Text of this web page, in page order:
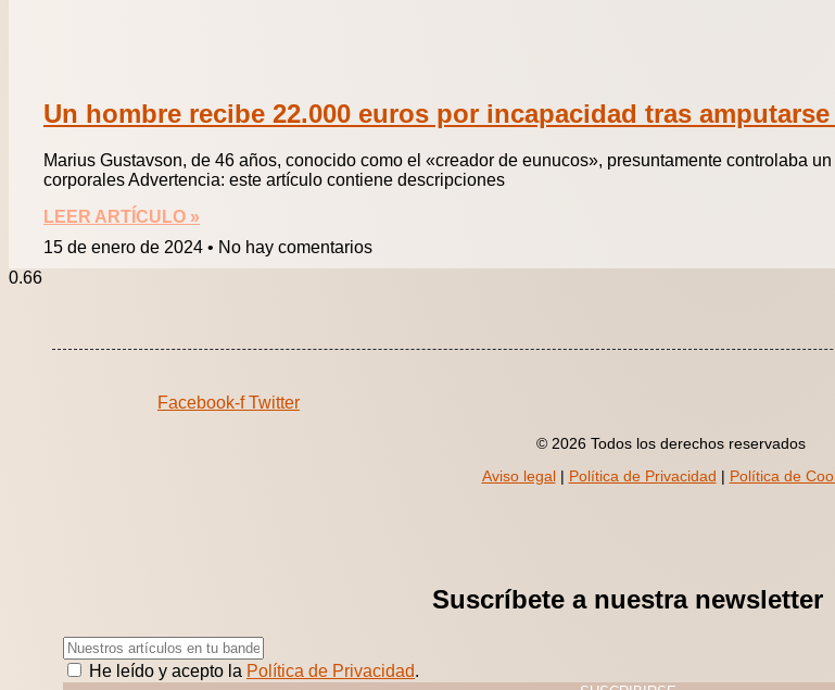
Un hombre recibe 22.000 euros por incapacidad tras
Marius Gustavson, de 46 años, conocido como el «creador de eunucos», presuntamente controlaba
corporales Advertencia: este artículo contiene descripciones
LEER ARTÍCULO »
15 de enero de 2024
No hay comentarios
Facebook-f Twitter
© 2026 Todos los derechos reservados
Aviso legal| Política de Privacidad | Política de
Suscríbete a nuestra newsletter
He leído y acepto la Política de Privacidad.